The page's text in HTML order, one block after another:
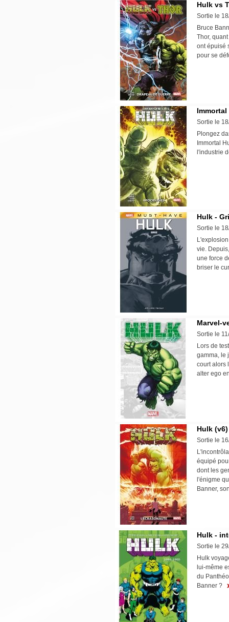
Hulk vs
Sortie le
Bruce
Thor,
ont épuisé
pour se
Sortie le
Plongez
Immortal
l'industrie
Hulk -
Sortie le
vie.
une force
briser le
Marvel-
Sortie le
Lors de
gamma, le
court alors
alter ego
Hulk (v6)
Sortie le
équipé
dont les
l'énigme
Banner,
Hulk -
Sortie le
Hulk
lui-même
du
Banner ?